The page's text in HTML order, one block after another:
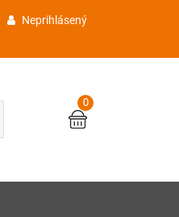
Neprihlásený
0